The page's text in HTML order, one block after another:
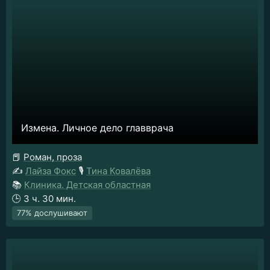
Измена. Личное дело главврача
📕 Роман, проза
✍️ Лайза Фокс 🎙️ Тина Ковалёва
📚 Клиника. Детская областная
🕒 3 ч. 30 мин.
77% дослушивают